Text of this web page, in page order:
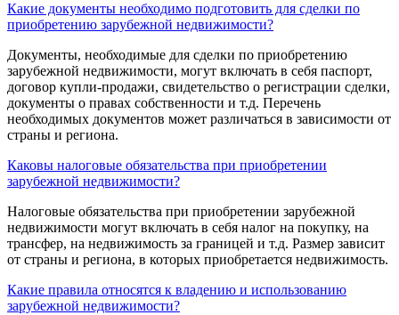
Какие документы необходимо подготовить для сделки по
приобретению зарубежной недвижимости?
Документы, необходимые для сделки по приобретению
зарубежной недвижимости, могут включать в себя паспорт,
договор купли-продажи, свидетельство о регистрации сделки,
документы о правах собственности и т.д. Перечень
необходимых документов может различаться в зависимости от
страны и региона.
Каковы налоговые обязательства при приобретении
зарубежной недвижимости?
Налоговые обязательства при приобретении зарубежной
недвижимости могут включать в себя налог на покупку, на
трансфер, на недвижимость за границей и т.д. Размер зависит
от страны и региона, в которых приобретается недвижимость.
Какие правила относятся к владению и использованию
зарубежной недвижимости?